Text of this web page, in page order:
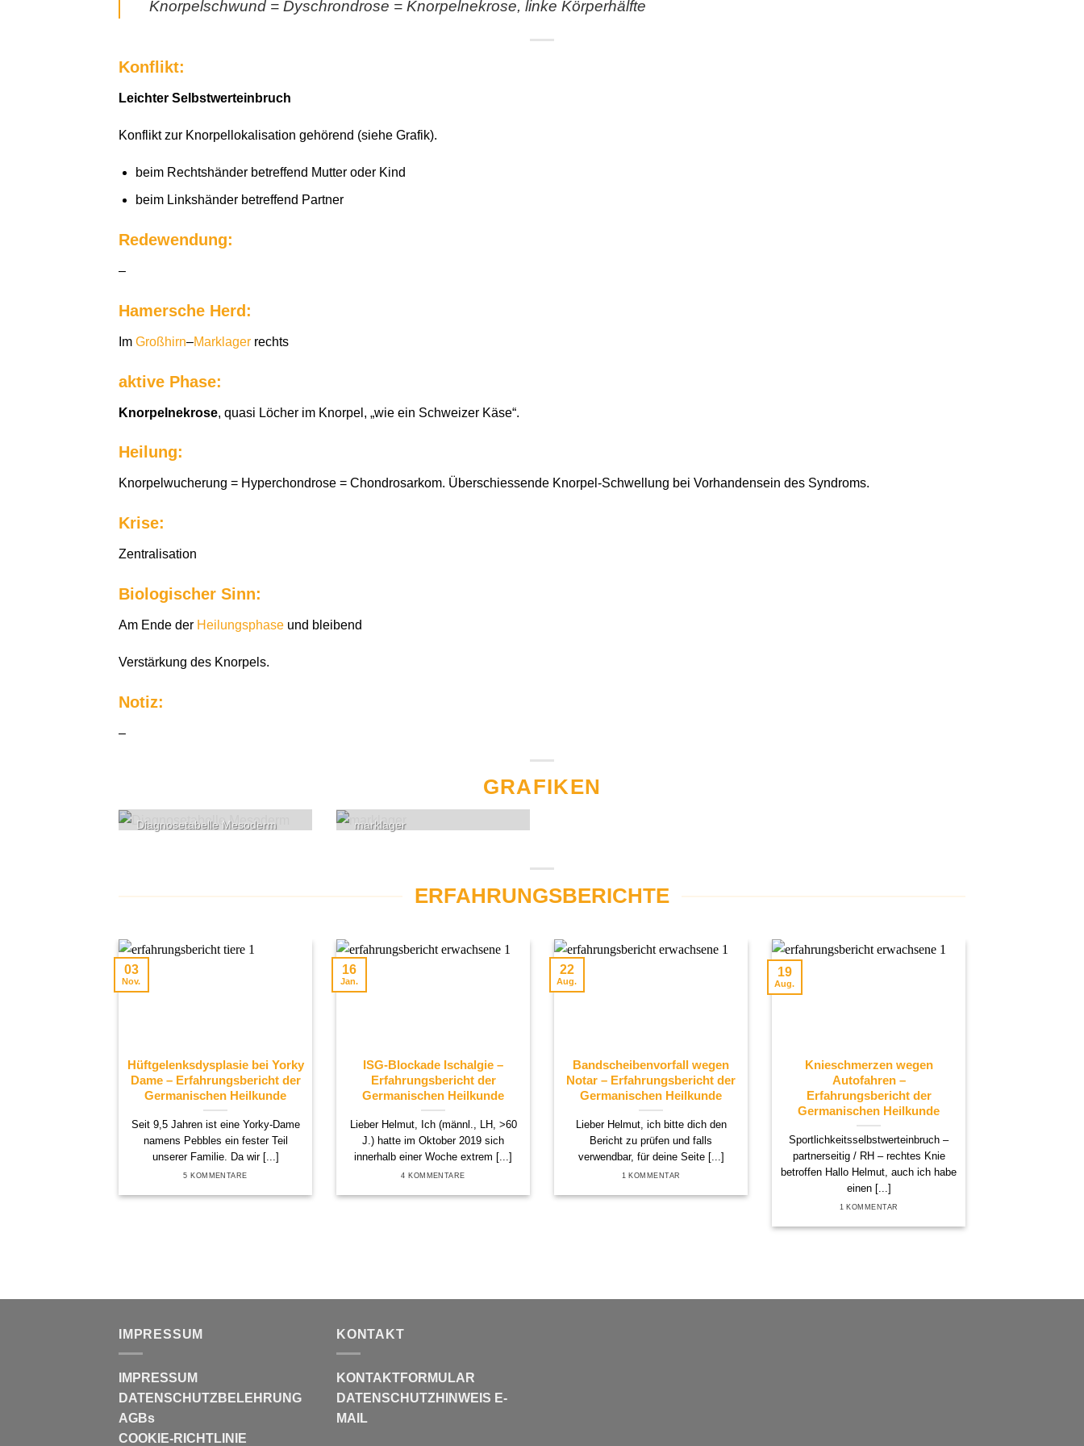
Knorpelschwund = Dyschrondrose = Knorpelnekrose, linke Körperhälfte
Konflikt:
Leichter Selbstwerteinbruch
Konflikt zur Knorpellokalisation gehörend (siehe Grafik).
beim Rechtshänder betreffend Mutter oder Kind
beim Linkshänder betreffend Partner
Redewendung:
–
Hamersche Herd:
Im Großhirn–Marklager rechts
aktive Phase:
Knorpelnekrose, quasi Löcher im Knorpel, „wie ein Schweizer Käse“.
Heilung:
Knorpelwucherung = Hyperchondrose = Chondrosarkom. Überschiessende Knorpel-Schwellung bei Vorhandensein des Syndroms.
Krise:
Zentralisation
Biologischer Sinn:
Am Ende der Heilungsphase und bleibend
Verstärkung des Knorpels.
Notiz:
–
GRAFIKEN
Diagnosetabelle Mesoderm marklager
ERFAHRUNGSBERICHTE
Hüftgelenksdysplasie bei Yorky
Dame – Erfahrungsbericht der
Germanischen Heilkunde
Seit 9,5 Jahren ist eine Yorky-Dame
namens Pebbles ein fester Teil
unserer Familie. Da wir [...]
5 KOMMENTARE
03
Nov.
ISG-Blockade Ischalgie –
Erfahrungsbericht der
Germanischen Heilkunde
Lieber Helmut, Ich (männl., LH, >60
J.) hatte im Oktober 2019 sich
innerhalb einer Woche extrem [...]
4 KOMMENTARE
16
Jan.
Bandscheibenvorfall wegen
Notar – Erfahrungsbericht der
Germanischen Heilkunde
Lieber Helmut, ich bitte dich den
Bericht zu prüfen und falls
verwendbar, für deine Seite [...]
1 KOMMENTAR
22
Aug.
Knieschmerzen wegen
Autofahren –
Erfahrungsbericht der
Germanischen Heilkunde
Sportlichkeitsselbstwerteinbruch –
partnerseitig / RH – rechtes Knie
betroffen Hallo Helmut, auch ich habe
einen [...]
1 KOMMENTAR
19
Aug.
IMPRESSUM
IMPRESSUM
DATENSCHUTZBELEHRUNG
AGBs
COOKIE-RICHTLINIE
KONTAKT
KONTAKTFORMULAR
DATENSCHUTZHINWEIS E-
MAIL